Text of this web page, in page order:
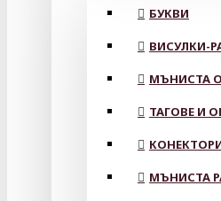
БУКВИ
ВИСУЛКИ-
МЪНИСТА
ТАГОВЕ И
МЪНИСТА